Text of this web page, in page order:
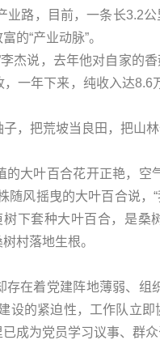
路，目前，一条长3.2
的“产业动脉”。
杰说，去年他对自家的
一年下来，纯收入达8.6
，把荒坡当良田，把山
大叶百合花开正艳，空
随风摇曳的大叶百合说
下套种大叶百合，是
村落地生根。
在着党建阵地薄弱、组
设的紧迫性，工作队立
成为党员学习议事、群众